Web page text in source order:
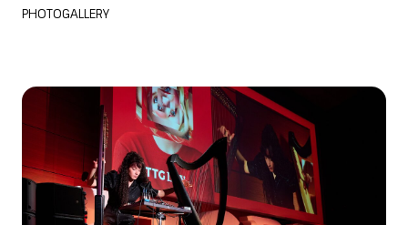
PHOTOGALLERY